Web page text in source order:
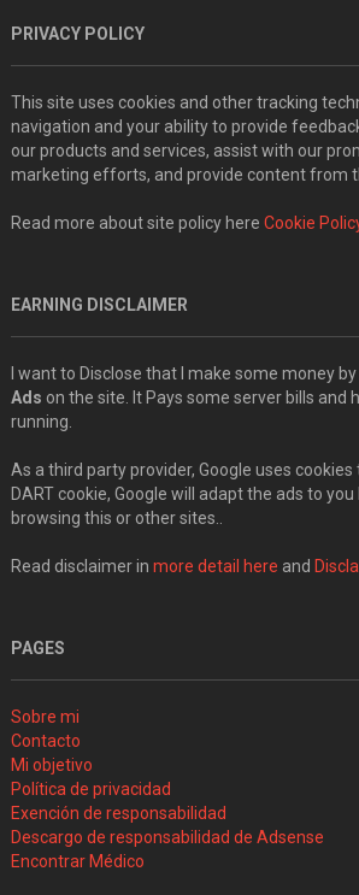
PRIVACY POLICY
This site uses cookies and other tracking
navigation and your ability to provide
our products and services, assist with our
marketing efforts, and provide content from
Read more about site policy here Cookie
EARNING DISCLAIMER
I want to Disclose that I make some money
Ads on the site. It Pays some server bills and
running.
As a third party provider, Google uses cookies
DART cookie, Google will adapt the ads to
browsing this or other sites..
Read disclaimer in more detail here and
PAGES
Sobre mi
Contacto
Mi objetivo
Política de privacidad
Exención de responsabilidad
Descargo de responsabilidad de Adsense
Encontrar Médico